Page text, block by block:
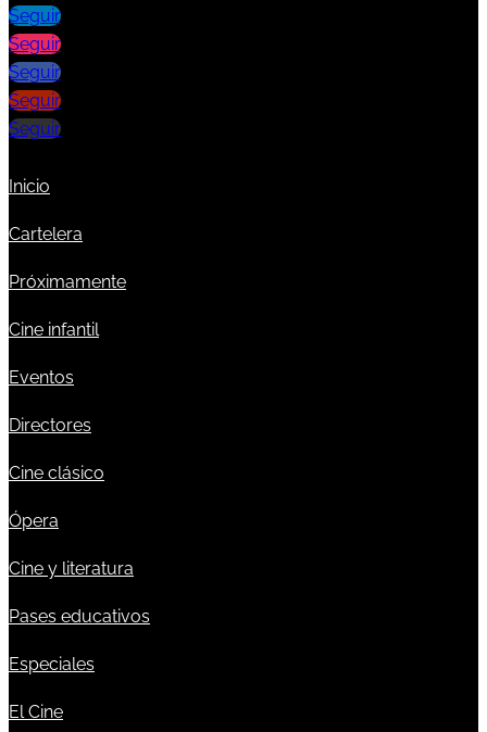
Seguir
Seguir
Seguir
Seguir
Seguir
Inicio
Cartelera
Próximamente
Cine infantil
Eventos
Directores
Cine clásico
Ópera
Cine y literatura
Pases educativos
Especiales
El Cine